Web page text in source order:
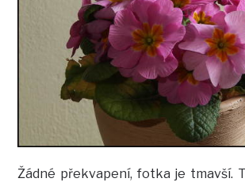
Žádné překvapení, fotka je tmavší.